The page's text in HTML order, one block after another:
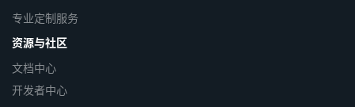
专业定制服务
资源与社区
文档中心
开发者中心